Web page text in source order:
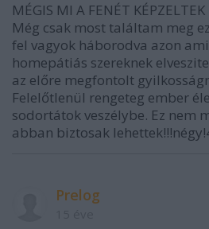
MÉGIS MI A FENÉT
Még csak most találtam meg
fel vagyok háborodva azon
homepátiás szereknek
az előre megfontolt
Felelőtlenül rengeteg ember
sodortátok veszélybe. Ez nem
abban biztosak
Prelog